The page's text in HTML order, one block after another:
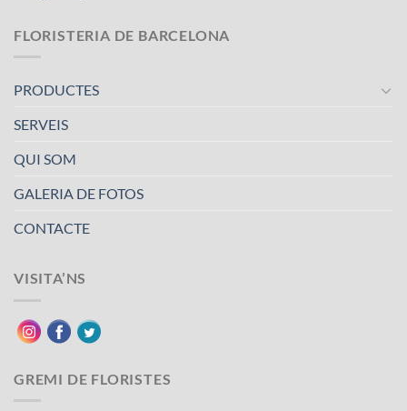
FLORISTERIA DE BARCELONA
PRODUCTES
SERVEIS
QUI SOM
GALERIA DE FOTOS
CONTACTE
VISITA’NS
GREMI DE FLORISTES